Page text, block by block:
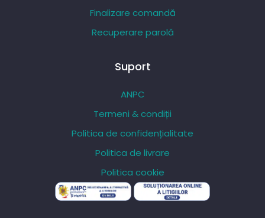
Finalizare comandă
Recuperare parolă
Suport
ANPC
Termeni & condiții
Politica de confidențialitate
Politica de livrare
Politica cookie